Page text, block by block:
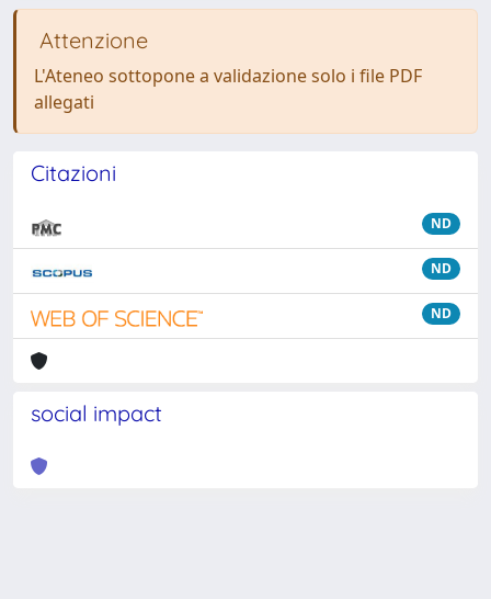
Attenzione
L'Ateneo sottopone a validazione solo i file PDF
allegati
Citazioni
ND
ND
ND
social impact